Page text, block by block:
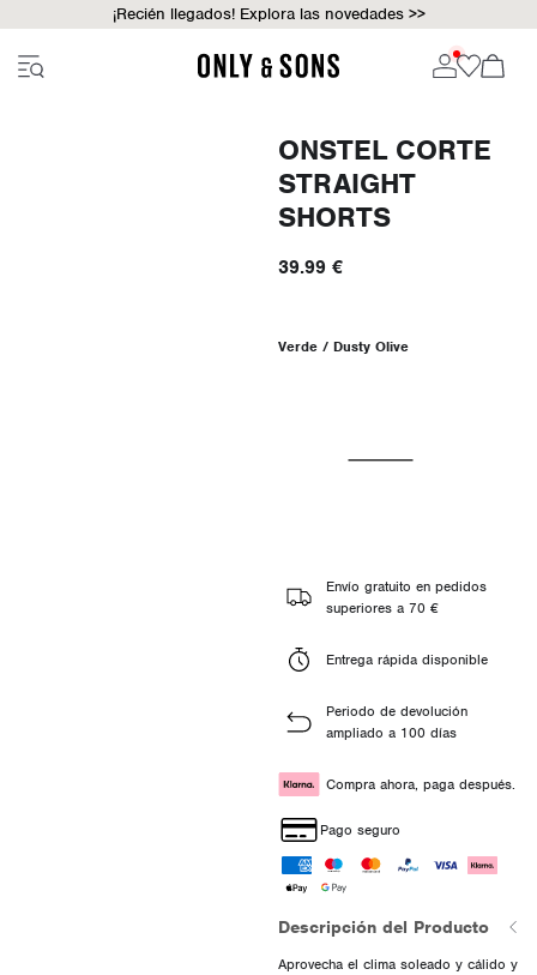
¡Recién llegados! Explora las novedades >>
ONSTEL CORTE
STRAIGHT
SHORTS
39.99 €
Verde / Dusty Olive
Envío gratuito en pedidos
superiores a 70 €
Entrega rápida disponible
Periodo de devolución
ampliado a 100 días
Compra ahora, paga después.
Pago seguro
Descripción del Producto
Aprovecha el clima soleado y cálido y